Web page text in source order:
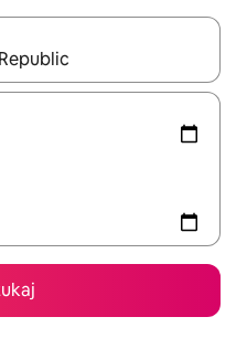
poruszać się po nich za